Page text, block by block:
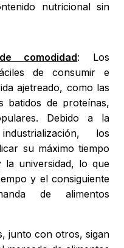
nutricional sin
comodidad: Los
de consumir e
ajetreado, como las
batidos de proteínas,
Debido a la
los
su máximo tiempo
universidad, lo que
y el consiguiente
de alimentos
junto con otros, sigan